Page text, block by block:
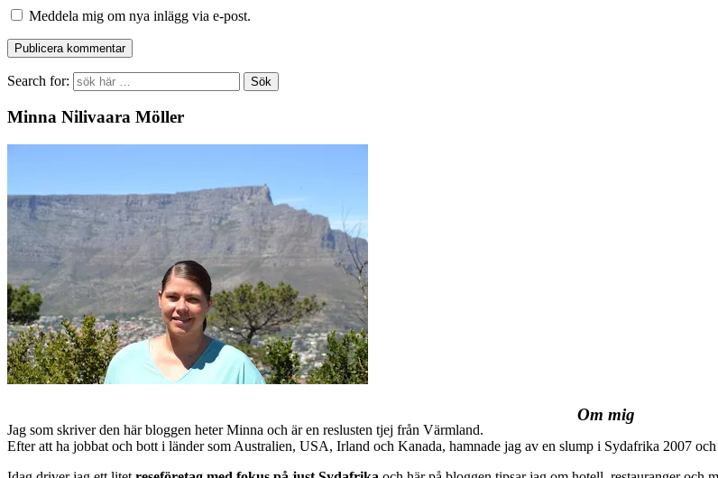
Meddela mig om nya inlägg via e-post.
Search for:
Minna Nilivaara Möller
Om mig
Jag som skriver den här bloggen heter Minna och är en reslusten tjej från Värmland.
Efter att ha jobbat och bott i länder som Australien, USA, Irland och Kanada, hamnade jag av en slump i Sydafrika 2007